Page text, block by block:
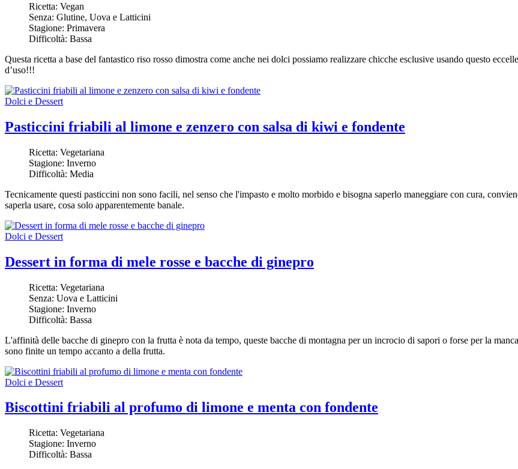
Ricetta: Vegan
Senza: Glutine, Uova e Latticini
Stagione: Primavera
Difficoltà: Bassa
Questa ricetta a base del fantastico riso rosso dimostra come anche nei dolci possiamo realizzare chicche esclusive usando questo
d’uso!!!
Dolci e Dessert
Pasticcini friabili al limone e zenzero con salsa di kiwi e fondente
Ricetta: Vegetariana
Stagione: Inverno
Difficoltà: Media
Tecnicamente questi pasticcini non sono facili, nel senso che l'impasto e molto morbido e bisogna saperlo maneggiare con cura,
saperla usare, cosa solo apparentemente banale.
Dolci e Dessert
Dessert in forma di mele rosse e bacche di ginepro
Ricetta: Vegetariana
Senza: Uova e Latticini
Stagione: Inverno
Difficoltà: Bassa
L'affinità delle bacche di ginepro con la frutta è nota da tempo, queste bacche di montagna per un incrocio di sapori o forse per la
sono finite un tempo accanto a della frutta.
Dolci e Dessert
Biscottini friabili al profumo di limone e menta con fondente
Ricetta: Vegetariana
Stagione: Inverno
Difficoltà: Bassa